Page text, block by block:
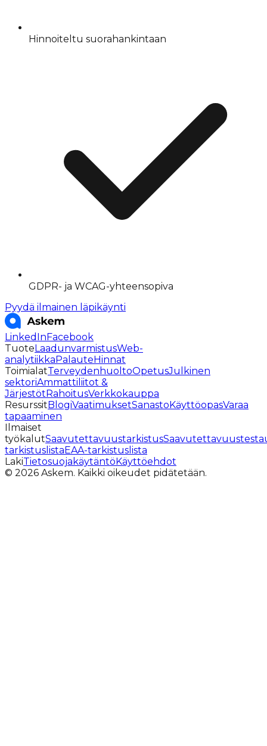
Hinnoiteltu suorahankintaan
GDPR- ja WCAG-yhteensopiva
Pyydä ilmainen läpikäynti
LinkedIn Facebook
Tuote LaadunvarmistusWeb-
analytiikka Palaute Hinnat
ToimialatTerveydenhuoltoOpetusJulkinen
sektoriAmmattiliitot &
Järjestöt RahoitusVerkkokauppa
Resurssit BlogiVaatimuksetSanasto KäyttöopasVaraa
tapaaminen
Ilmaiset
työkalutSaavutettavuustarkistus
tarkistuslista EAA-tarkistuslista
LakiTietosuojakäytäntö Käyttöehdot
© 2026 Askem. Kaikki oikeudet pidätetään.